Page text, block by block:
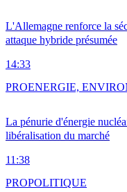
L'Allemagne renforce la
attaque hybride présumée
14:33
La pénurie d'énergie
libéralisation du marché
11:38
PROENERGIE,
PROPOLITIQUE